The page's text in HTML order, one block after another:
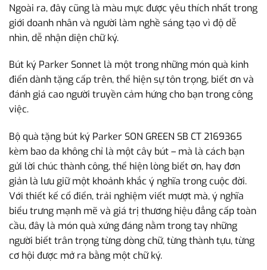
Ngoài ra, đây cũng là màu mực được yêu thích nhất trong
giới doanh nhân và người làm nghề sáng tạo vì độ dễ
nhìn, dễ nhận diện chữ ký.
Bút ký Parker Sonnet là một trong những món quà kinh
điển dành tặng cấp trên, thể hiện sự tôn trọng, biết ơn và
đánh giá cao người truyền cảm hứng cho bạn trong công
việc.
Bộ quà tặng bút ký Parker SON GREEN SB CT 2169365
kèm bao da không chỉ là một cây bút – mà là cách bạn
gửi lời chúc thành công, thể hiện lòng biết ơn, hay đơn
giản là lưu giữ một khoảnh khắc ý nghĩa trong cuộc đời.
Với thiết kế cổ điển, trải nghiệm viết mượt mà, ý nghĩa
biểu trưng mạnh mẽ và giá trị thương hiệu đẳng cấp toàn
cầu, đây là món quà xứng đáng nằm trong tay những
người biết trân trọng từng dòng chữ, từng thành tựu, từng
cơ hội được mở ra bằng một chữ ký.